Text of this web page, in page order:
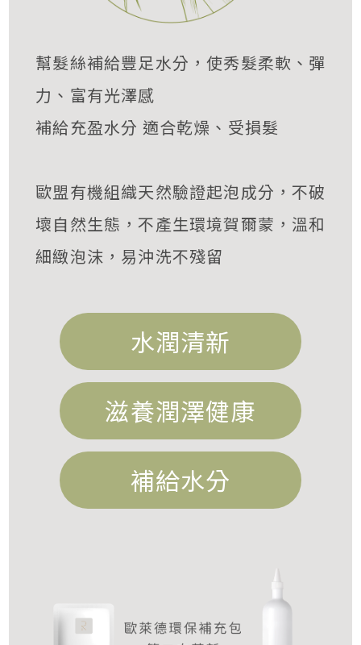
幫髮絲補給豐足水分，使秀髮柔軟、彈
力、富有光澤感
補給充盈水分 適合乾燥、受損髮
歐盟有機組織天然驗證起泡成分，不破
壞自然生態，不產生環境賀爾蒙，溫和
細緻泡沫，易沖洗不殘留
水潤清新
滋養潤澤健康
補給水分